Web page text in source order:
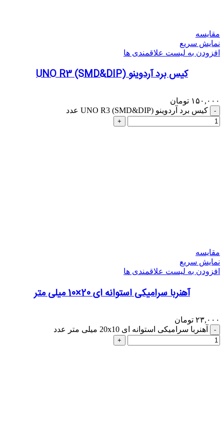
مقایسه
نمایش سریع
افزودن به لیست علاقمندی ها
کیس برد آردوینو UNO R3 (SMD&DIP)
۱۵۰,۰۰۰ تومان
کیس برد آردوینو UNO R3 (SMD&DIP) عدد
مقایسه
نمایش سریع
افزودن به لیست علاقمندی ها
آهنربا سرامیکی استوانه ای 20×10 میلی متر
۲۳,۰۰۰ تومان
آهنربا سرامیکی استوانه ای 20x10 میلی متر عدد